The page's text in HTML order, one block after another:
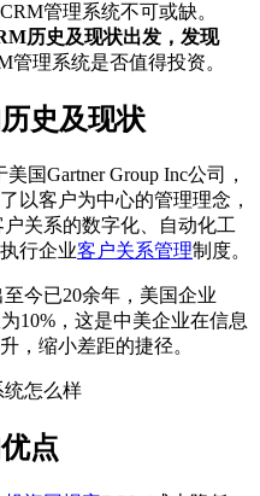
管理系统不可或缺。
历史及现状出发，发现
管理系统是否值得投资。
史及现状
国Gartner Group Inc公司，
以客户为中心的管理理念，
关系的数字化、自动化工
行企业客户关系管理制度。
今已20余年，美国企业
10%，这是中美企业在信息
，缩小差距的捷径。
点